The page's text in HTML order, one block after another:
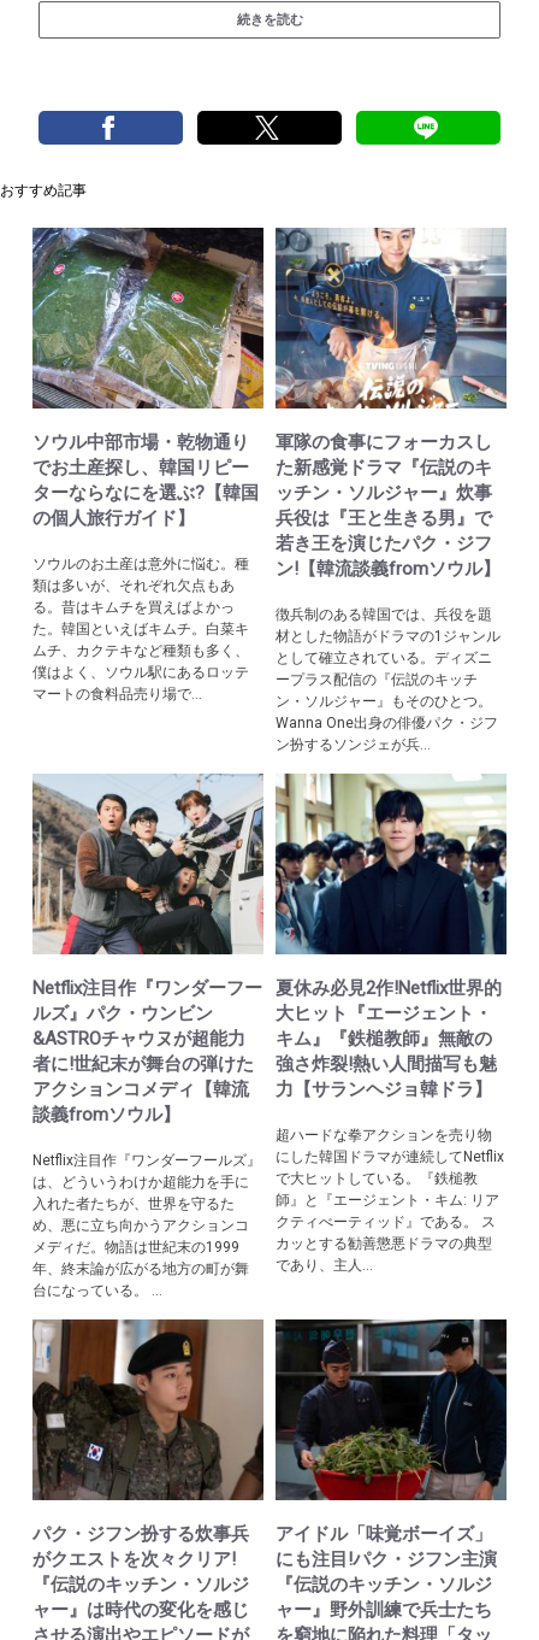
続きを読む
おすすめ記事
ソウル中部市場・乾物通り
でお土産探し、韓国リピー
ターならなにを選ぶ?【韓国
の個人旅行ガイド】
ソウルのお土産は意外に悩む。種
類は多いが、それぞれ欠点もあ
る。昔はキムチを買えばよかっ
た。韓国といえばキムチ。白菜キ
ムチ、カクテキなど種類も多く、
僕はよく、ソウル駅にあるロッテ
マートの食料品売り場で...
軍隊の食事にフォーカスし
た新感覚ドラマ『伝説のキ
ッチン・ソルジャー』炊事
兵役は『王と生きる男』で
若き王を演じたパク・ジフ
ン!【韓流談義fromソウル】
徴兵制のある韓国では、兵役を題
材とした物語がドラマの1ジャンル
として確立されている。ディズニ
ープラス配信の『伝説のキッチ
ン・ソルジャー』もそのひとつ。
Wanna One出身の俳優パク・ジフ
ン扮するソンジェが兵...
Netflix注目作『ワンダーフー
ルズ』パク・ウンビン
&ASTROチャウヌが超能力
者に!世紀末が舞台の弾けた
アクションコメディ【韓流
談義fromソウル】
Netflix注目作『ワンダーフールズ』
は、どういうわけか超能力を手に
入れた者たちが、世界を守るた
め、悪に立ち向かうアクションコ
メディだ。物語は世紀末の1999
年、終末論が広がる地方の町が舞
台になっている。 ...
夏休み必見2作!Netflix世界的
大ヒット『エージェント・
キム』『鉄槌教師』無敵の
強さ炸裂!熱い人間描写も魅
力【サランヘジョ韓ドラ】
超ハードな拳アクションを売り物
にした韓国ドラマが連続してNetflix
で大ヒットしている。『鉄槌教
師』と『エージェント・キム: リア
クティべーティッド』である。 ス
カッとする勧善懲悪ドラマの典型
であり、主人...
パク・ジフン扮する炊事兵
がクエストを次々クリア!
『伝説のキッチン・ソルジ
ャー』は時代の変化を感じ
させる演出やエピソードが
アイドル「味覚ボーイズ」
にも注目!パク・ジフン主演
『伝説のキッチン・ソルジ
ャー』野外訓練で兵士たち
を窮地に陥れた料理「タッ